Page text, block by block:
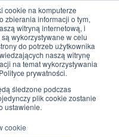
cookie na komputerze
zbierania informacji o tym,
witryną internetową, i
wykorzystywane w celu
do potrzeb użytkownika
naszą witrynę
na temat wykorzystywania
prywatności.
śledzone podczas
plik cookie zostanie
ustawienie.
cookie